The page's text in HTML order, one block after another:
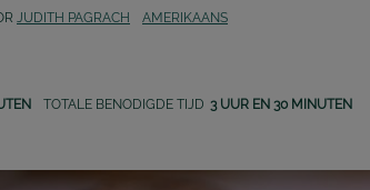
JUDITH PAGRACH AMERIKAANS
TOTALE BENODIGDE TIJD 3 UUR EN 30 MINUTEN